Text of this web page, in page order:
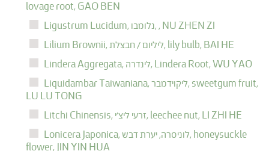
lovage root, GAO BEN
Ligustrum Lucidum,
נלומבו, , NU ZHEN ZI
Lilium Brownii,
ליליום / חבצלת, lily bulb, BAI HE
Lindera Aggregata,
לינדרה, Lindera Root, WU YAO
Liquidambar Taiwaniana,
ליקוידמבר, sweetgum fruit,
LU LU TONG
Litchi Chinensis,
זרעי ליצ'י, leechee nut, LI ZHI HE
Lonicera Japonica,
לוניסרה, יערת דבש, honeysuckle
flower, JIN YIN HUA